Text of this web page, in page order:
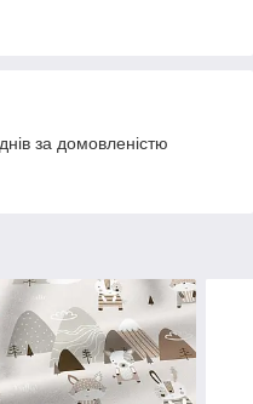
за домовленістю